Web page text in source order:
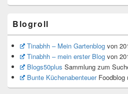
Blogroll
Tinabhh – Mein Gartenblogvon
Tinabhh – mein erster Blogvon
Blogs50plus Sammlung zum
Bunte KüchenabenteuerFoodblog